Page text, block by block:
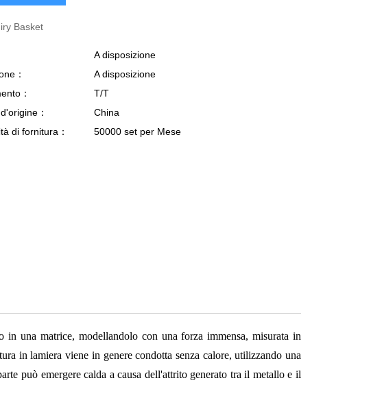
Basket
A disposizione
：
A disposizione
：
T/T
：
China
di fornitura：
50000 set per Mese
una matrice, modellandolo con una forza immensa, misurata in
in lamiera viene in genere condotta senza calore, utilizzando una
può emergere calda a causa dell'attrito generato tra il metallo e il